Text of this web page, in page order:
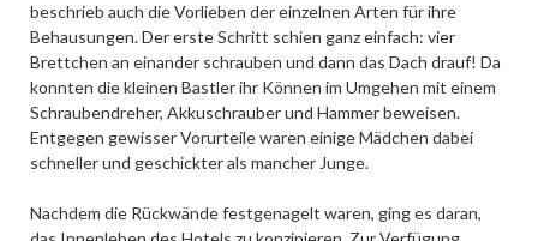
beschrieb auch die Vorlieben der einzelnen Arten für ihre
Behausungen. Der erste Schritt schien ganz einfach: vier
Brettchen an einander schrauben und dann das Dach drauf! Da
konnten die kleinen Bastler ihr Können im Umgehen mit einem
Schraubendreher, Akkuschrauber und Hammer beweisen.
Entgegen gewisser Vorurteile waren einige Mädchen dabei
schneller und geschickter als mancher Junge.
Nachdem die Rückwände festgenagelt waren, ging es daran,